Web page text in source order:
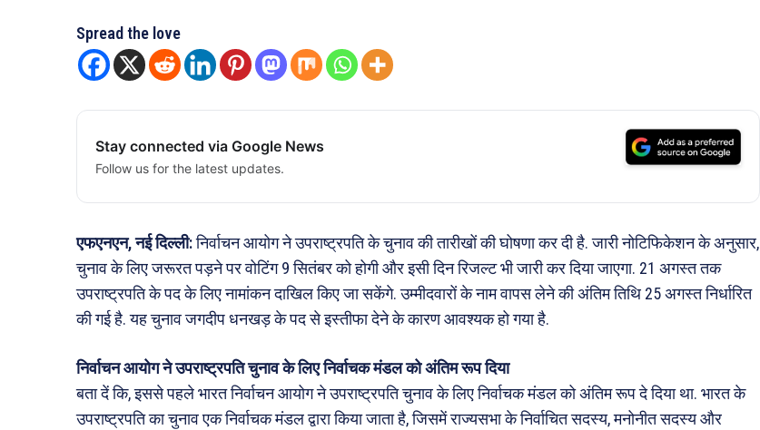
Spread the love
Stay connected via Google News
Follow us for the latest updates.
एफएनएन, नई दिल्ली:निर्वाचन आयोग ने उपराष्ट्रपति के चुनाव की तारीखों की घोषणा कर दी है. जारी नोटिफिकेशन के अनुसार,
चुनाव के लिए जरूरत पड़ने पर वोटिंग 9 सितंबर को होगी और इसी दिन रिजल्ट भी जारी कर दिया जाएगा. 21 अगस्त तक
उपराष्ट्रपति के पद के लिए नामांकन दाखिल किए जा सकेंगे. उम्मीदवारों के नाम वापस लेने की अंतिम तिथि 25 अगस्त निर्धारित
की गई है. यह चुनाव जगदीप धनखड़ के पद से इस्तीफा देने के कारण आवश्यक हो गया है.
निर्वाचन आयोग ने उपराष्ट्रपति चुनाव के लिए निर्वाचक मंडल को अंतिम रूप दिया
बता दें कि, इससे पहले भारत निर्वाचन आयोग ने उपराष्ट्रपति चुनाव के लिए निर्वाचक मंडल को अंतिम रूप दे दिया था. भारत के
उपराष्ट्रपति का चुनाव एक निर्वाचक मंडल द्वारा किया जाता है, जिसमें राज्यसभा के निर्वाचित सदस्य, मनोनीत सदस्य और